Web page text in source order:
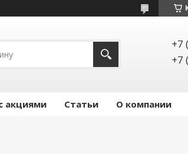
+7
+7
акциями Статьи О компании